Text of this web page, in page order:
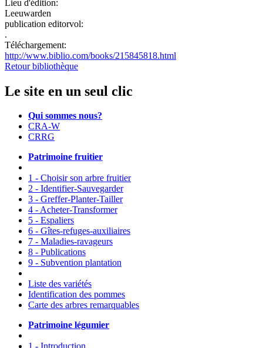
Lieu d'édition:
Leeuwarden
publication editorvol:
.
Téléchargement:
http://www.biblio.com/books/215845818.html
Retour bibliothèque
Le site en un seul clic
Qui sommes nous?
CRA-W
CRRG
Patrimoine fruitier
1 - Choisir son arbre fruitier
2 - Identifier-Sauvegarder
3 - Greffer-Planter-Tailler
4 - Acheter-Transformer
5 - Espaliers
6 - Gîtes-refuges-auxiliaires
7 - Maladies-ravageurs
8 - Publications
9 - Subvention plantation
Liste des variétés
Identification des pommes
Carte des arbres remarquables
Patrimoine légumier